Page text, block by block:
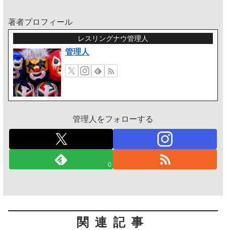
著者プロフィール
レスリングナウ管理人
管理人
管理人をフォローする
0
関連記事